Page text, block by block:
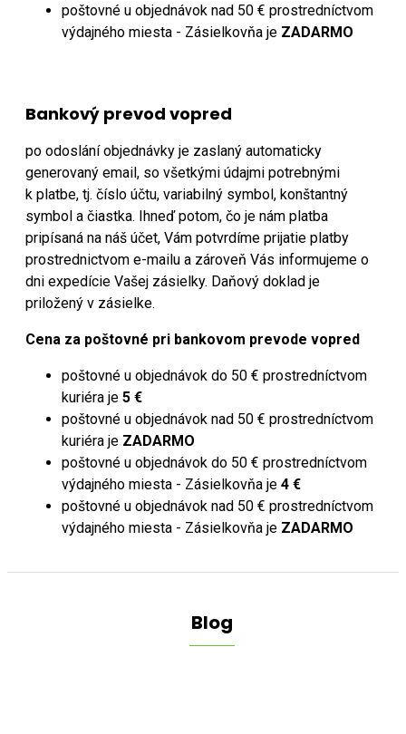
poštovné u objednávok nad 50 € prostredníctvom
výdajného miesta - Zásielkovňa je ZADARMO
Bankový prevod vopred
po odoslání objednávky je zaslaný automaticky
generovaný email, so všetkými údajmi potrebnými
k platbe, tj. číslo účtu, variabilný symbol, konštantný
symbol a čiastka. Ihneď potom, čo je nám platba
pripísaná na náš účet, Vám potvrdíme prijatie platby
prostrednictvom e-mailu a zároveň Vás informujeme o
dni expedície Vašej zásielky. Daňový doklad je
priložený v zásielke.
Cena za poštovné pri bankovom prevode vopred
poštovné u objednávok do 50 € prostredníctvom
kuriéra je 5 €
poštovné u objednávok nad 50 € prostredníctvom
kuriéra je ZADARMO
poštovné u objednávok do 50 € prostredníctvom
výdajného miesta - Zásielkovňa je 4 €
poštovné u objednávok nad 50 € prostredníctvom
výdajného miesta - Zásielkovňa je ZADARMO
Blog